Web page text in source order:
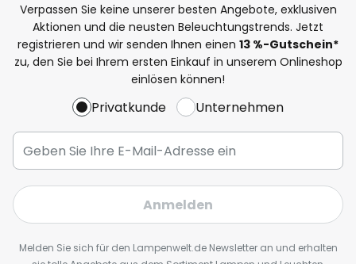
Verpassen Sie keine unserer besten Angebote, exklusiven
Aktionen und die neusten Beleuchtungstrends. Jetzt
registrieren und wir senden Ihnen einen 13 %-Gutschein*
zu, den Sie bei Ihrem ersten Einkauf in unserem Onlineshop
einlösen können!
Privatkunde Unternehmen
Anmelden
Melden Sie sich für den Lampenwelt.de Newsletter an und erhalten